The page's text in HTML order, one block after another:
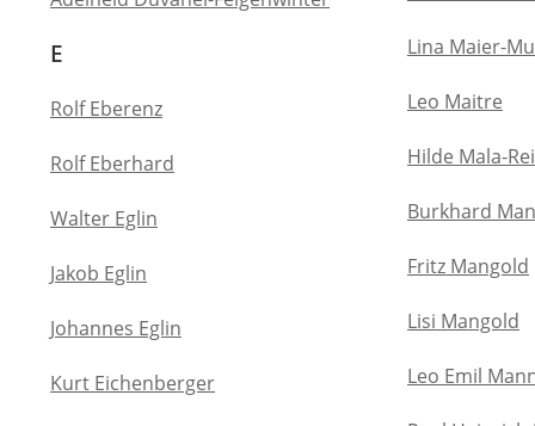
E
Rolf Eberenz
Rolf Eberhard
Walter Eglin
Jakob Eglin
Johannes Eglin
Kurt Eichenberger
Lina Maier-
Leo Maitre
Hilde Mala-
Burkhard
Fritz Mangold
Lisi Mangold
Leo Emil